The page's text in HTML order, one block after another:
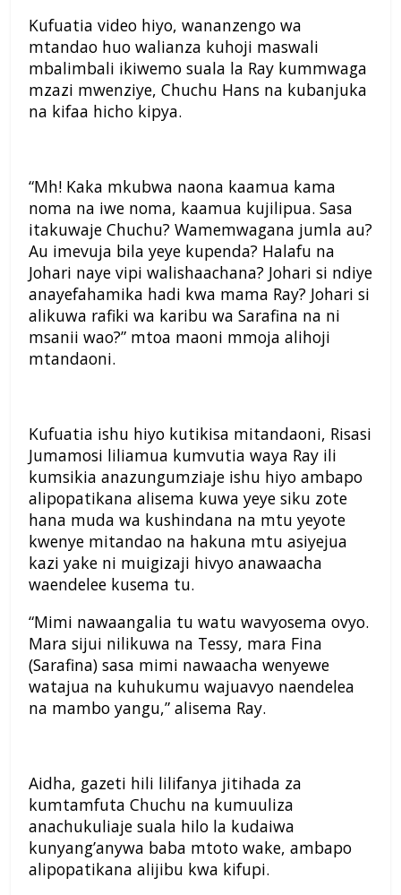
Kufuatia video hiyo, wananzengo wa
mtandao huo walianza kuhoji maswali
mbalimbali ikiwemo suala la Ray kummwaga
mzazi mwenziye, Chuchu Hans na kubanjuka
na kifaa hicho kipya.
“Mh! Kaka mkubwa naona kaamua kama
noma na iwe noma, kaamua kujilipua. Sasa
itakuwaje Chuchu? Wamemwagana jumla au?
Au imevuja bila yeye kupenda? Halafu na
Johari naye vipi walishaachana? Johari si ndiye
anayefahamika hadi kwa mama Ray? Johari si
alikuwa rafiki wa karibu wa Sarafina na ni
msanii wao?” mtoa maoni mmoja alihoji
mtandaoni.
Kufuatia ishu hiyo kutikisa mitandaoni, Risasi
Jumamosi liliamua kumvutia waya Ray ili
kumsikia anazungumziaje ishu hiyo ambapo
alipopatikana alisema kuwa yeye siku zote
hana muda wa kushindana na mtu yeyote
kwenye mitandao na hakuna mtu asiyejua
kazi yake ni muigizaji hivyo anawaacha
waendelee kusema tu.
“Mimi nawaangalia tu watu wavyosema ovyo.
Mara sijui nilikuwa na Tessy, mara Fina
(Sarafina) sasa mimi nawaacha wenyewe
watajua na kuhukumu wajuavyo naendelea
na mambo yangu,” alisema Ray.
Aidha, gazeti hili lilifanya jitihada za
kumtamfuta Chuchu na kumuuliza
anachukuliaje suala hilo la kudaiwa
kunyang’anywa baba mtoto wake, ambapo
alipopatikana alijibu kwa kifupi.